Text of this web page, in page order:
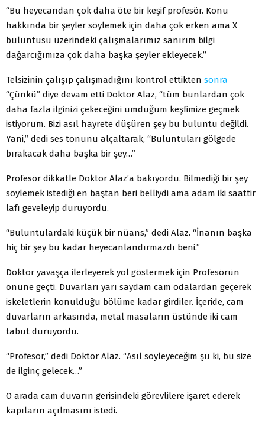
“Bu heyecandan çok daha öte bir keşif profesör. Konu
hakkında bir şeyler söylemek için daha çok erken ama X
buluntusu üzerindeki çalışmalarımız sanırım bilgi
dağarcığımıza çok daha başka şeyler ekleyecek.”
Telsizinin çalışıp çalışmadığını kontrol ettikten sonra
“Çünkü” diye devam etti Doktor Alaz, “tüm bunlardan çok
daha fazla ilginizi çekeceğini umduğum keşfimize geçmek
istiyorum. Bizi asıl hayrete düşüren şey bu buluntu değildi.
Yani,” dedi ses tonunu alçaltarak, “Buluntuları gölgede
bırakacak daha başka bir şey…”
Profesör dikkatle Doktor Alaz’a bakıyordu. Bilmediği bir şey
söylemek istediği en baştan beri belliydi ama adam iki saattir
lafı geveleyip duruyordu.
“Buluntulardaki küçük bir nüans,” dedi Alaz. “İnanın başka
hiç bir şey bu kadar heyecanlandırmazdı beni.”
Doktor yavaşça ilerleyerek yol göstermek için Profesörün
önüne geçti. Duvarları yarı saydam cam odalardan geçerek
iskeletlerin konulduğu bölüme kadar girdiler. İçeride, cam
duvarların arkasında, metal masaların üstünde iki cam
tabut duruyordu.
“Profesör,” dedi Doktor Alaz. “Asıl söyleyeceğim şu ki, bu size
de ilginç gelecek…”
O arada cam duvarın gerisindeki görevlilere işaret ederek
kapıların açılmasını istedi.